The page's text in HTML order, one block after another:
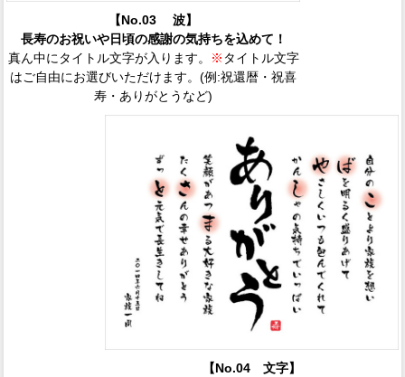
【No.03 波】
長寿のお祝いや日頃の感謝の気持ちを込めて！
真ん中にタイトル文字が入ります。
※ タイトル文字
はご自由にお選びいただけます。(例:祝還暦・祝喜
寿・ありがとうなど)
【No.04 文字】